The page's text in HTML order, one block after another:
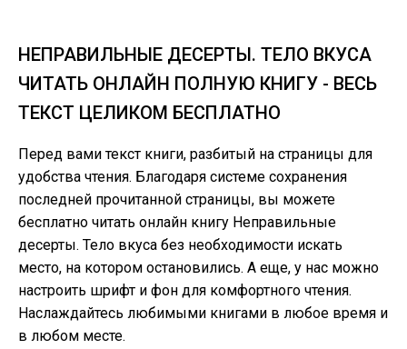
НЕПРАВИЛЬНЫЕ ДЕСЕРТЫ. ТЕЛО ВКУСА
ЧИТАТЬ ОНЛАЙН ПОЛНУЮ КНИГУ - ВЕСЬ
ТЕКСТ ЦЕЛИКОМ БЕСПЛАТНО
Перед вами текст книги, разбитый на страницы для
удобства чтения. Благодаря системе сохранения
последней прочитанной страницы, вы можете
бесплатно читать онлайн книгу Неправильные
десерты. Тело вкуса без необходимости искать
место, на котором остановились. А еще, у нас можно
настроить шрифт и фон для комфортного чтения.
Наслаждайтесь любимыми книгами в любое время и
в любом месте.